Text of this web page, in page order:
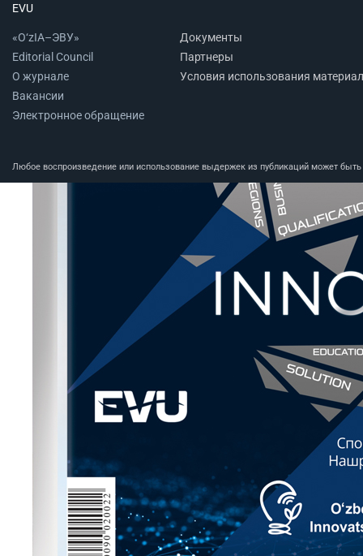
EVU
«O‘zIA–ЭВУ»
Editorial Council
О журнале
Вакансии
Электронное обращение
Документы
Партнеры
Условия использования
Любое воспроизведение или использование выдержек из публикаций может